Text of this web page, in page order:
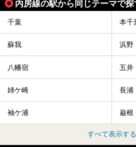
内房線の駅から同じテーマで探
千葉 本千
蘇我 浜野
八幡宿 五井
姉ケ崎 長浦
袖ケ浦 巌根
すべて表示する